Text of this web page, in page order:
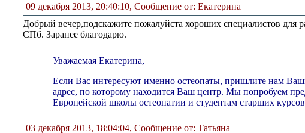
09 декабря 2013, 20:40:10, Сообщение от: Екатерина
Добрый вечер,подскажите пожалуйста хороших специалистов для
СПб. Заранее благодарю.
Уважаемая Екатерина,
Если Вас интересуют именно остеопаты, пришлите нам
адрес, по которому находится Ваш центр. Мы попробуем
Европейской школы остеопатии и студентам старших
03 декабря 2013, 18:04:04, Сообщение от: Татьяна